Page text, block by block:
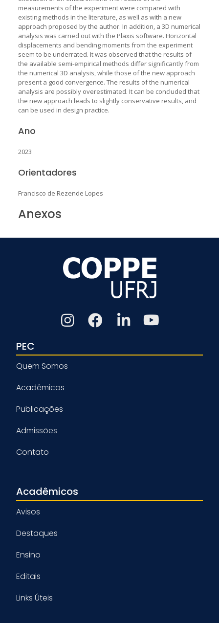
measurements of the experiment were compared with
existing methods in the literature, as well as with a new
approach proposed by the author. In addition, a 3D numerical
analysis was carried out with the Plaxis software. Horizontal
displacements and bending moments from the experiment
seem to be underrated. It was observed that the results of
the available semi-empirical methods differ significantly from
the numerical 3D analysis, while those of the new approach
present a good convergence. The results of the numerical
analysis are possibly overestimated. It can be concluded that
the new approach leads to slightly conservative results, and
can be used in design practice.
Ano
2023
Orientadores
Francisco de Rezende Lopes
Anexos
PEC
Quem Somos
Acadêmicos
Publicações
Admissões
Contato
Acadêmicos
Avisos
Destaques
Ensino
Editais
Links Úteis